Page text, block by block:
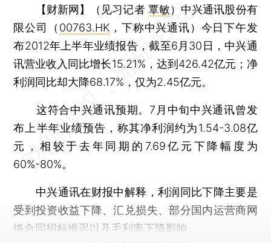
【财新网】（见习记者 覃敏） 中兴通讯股份有
限公司（ 00763.HK ，下称中兴通讯）今日下午发
布2012年上半年业绩报告，截至6月30日，中兴通
讯营业收入同比增长15.21%，达到426.42亿元；净
利润同比却大降68.17%，仅为2.45亿元。
这符合中兴通讯预期。7月中旬中兴通讯曾发
布上半年业绩预告，称其净利润约为1.54-3.08亿
元，相较于去年同期的7.69亿元下降幅度为
60%-80%。
中兴通讯在财报中解释，利润同比下降主要是
受到投资收益下降、汇兑损失、部分国内运营商网
络合同招标推迟以及毛利率下降影响。